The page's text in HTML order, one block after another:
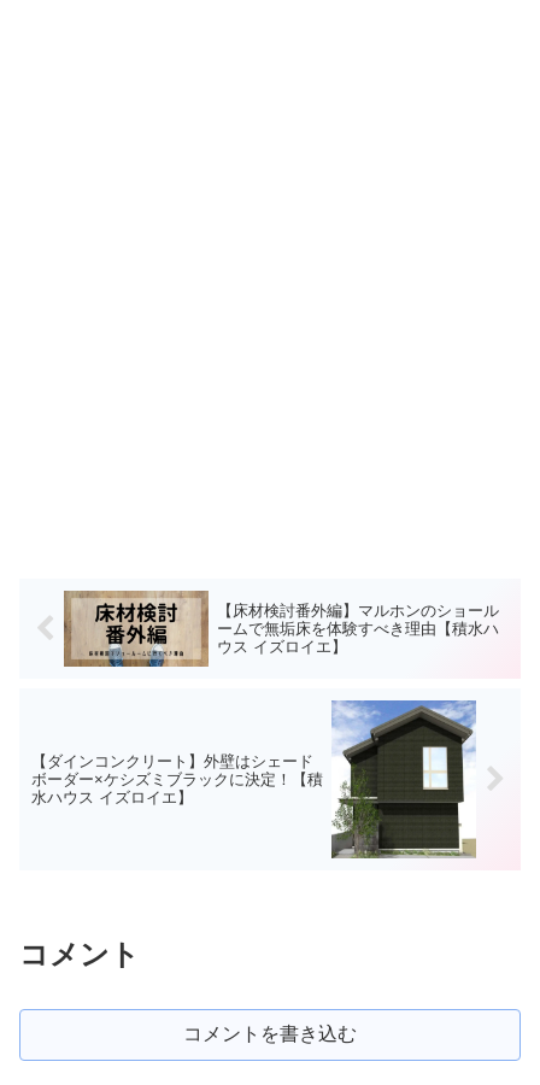
【床材検討番外編】マルホンのショール
ームで無垢床を体験すべき理由【積水ハ
ウス イズロイエ】
【ダインコンクリート】外壁はシェード
ボーダー×ケシズミブラックに決定！【積
水ハウス イズロイエ】
コメント
コメントを書き込む